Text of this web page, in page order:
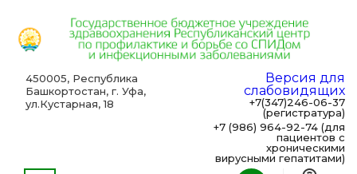
450005, Республика
Башкортостан, г. Уфа,
ул.Кустарная, 18
Версия для
слабовидящих
+7(347)246-06-37
(регистратура)
+7 (986) 964-92-74 (для
пациентов с
хроническими
вирусными гепатитами)